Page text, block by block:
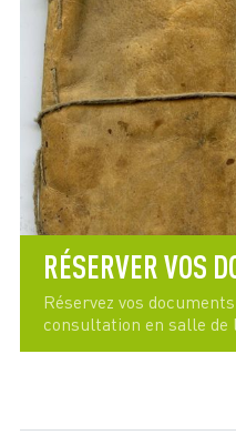
RÉSERVER VOS
Réservez vos
consultation en salle de